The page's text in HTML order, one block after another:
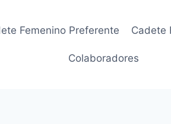
Femenino Preferente Cadete
Colaboradores